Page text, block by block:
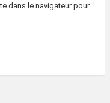
dans le navigateur pour